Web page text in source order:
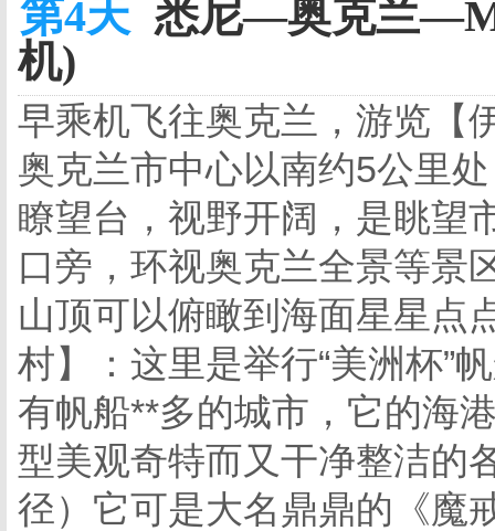
第4天 悉尼—奥克兰
机)
早乘机飞往奥克兰，游览【
奥克兰市中心以南约5公里
瞭望台，视野开阔，是眺望
口旁，环视奥克兰全景等景
山顶可以俯瞰到海面星星点
村】：这里是举行“美洲杯”
有帆船**多的城市，它的海
型美观奇特而又干净整洁的
径）它可是大名鼎鼎的《魔